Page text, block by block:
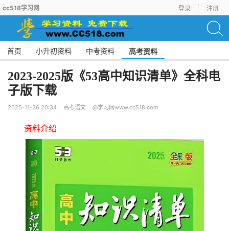
cc518学习网 登录 注册
首页 小升初资料 中考资料 高考资料
2023-2025版《53高中知识清单》全科电
子版下载
2025-11-26 20:34 高考语文 @学习网www.cc518.com
资料介绍